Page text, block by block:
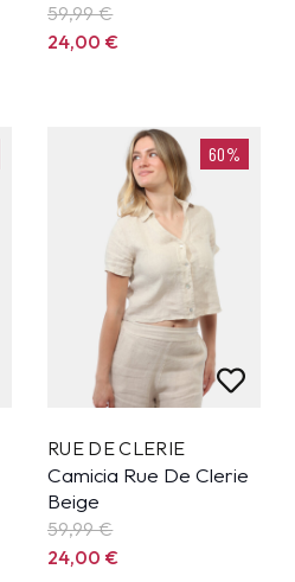
59,99€
24,00€
60%
RUE DE CLERIE
Camicia Rue De Clerie
Beige
59,99€
24,00€